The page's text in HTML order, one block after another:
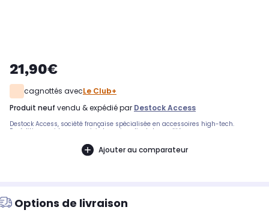
21,90€
cagnottés avecLe Club+
produit neuf vendu & expédié par Destock Access
Destock Access, société française spécialisée en accessoires high-tech.
Expédition rapide avec suivi et service client de qualité.
Ajouter au comparateur
Options de livraison